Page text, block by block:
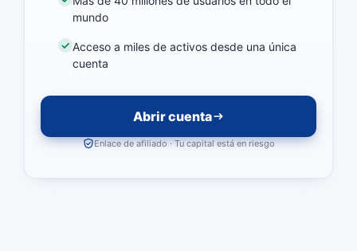
mundo
Acceso a miles de activos desde una única
cuenta
Abrir cuenta
Enlace de afiliado · Tu capital está en riesgo